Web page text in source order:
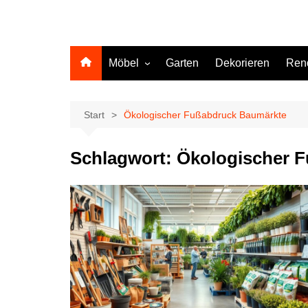
Möbel Garten Dekorieren
Start Ökologischer Fußabdruck Baumärkte
Schlagwort: Ökologischer